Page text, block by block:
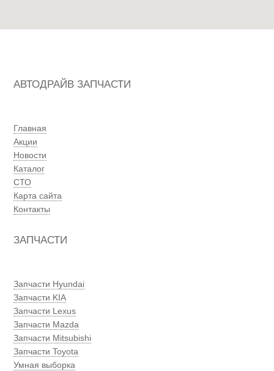
АВТОДРАЙВ ЗАПЧАСТИ
Главная
Акции
Новости
Каталог
СТО
Карта сайта
Контакты
ЗАПЧАСТИ
Запчасти Hyundai
Запчасти KIA
Запчасти Lexus
Запчасти Mazda
Запчасти Mitsubishi
Запчасти Toyota
Умная выборка